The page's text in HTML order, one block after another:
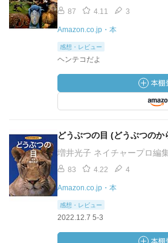
87 4.11 3
Amazon.co.jp・本
感想・レビュー
ヘンテコだよ
どうぶつの目 (どうぶつのか
増井光子 ネイチャープロ編
83 4.22 4
Amazon.co.jp・本
感想・レビュー
2022.12.7 5-3